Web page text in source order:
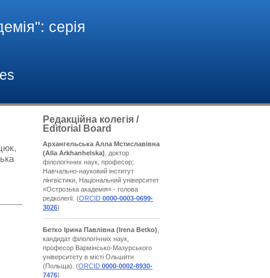
cерія
Редакційна колегія /
Editorial Board
Архангельська Алла Мстиславівна
(Alla Arkhanhelska) , доктор
філологічних наук, професор;
Навчально-науковий інститут
лінгвістики, Національний університет
«Острозька академія» - голова
редколегії. (ORCID 0000-0003-0699-
3026)
Бетко Ірина Павлівна (Irena Betko)
кандидат філологічних наук,
професор Вармінсько-Мазурського
університету в місті Ольшитн
(Польща). (ORCID 0000-0002-8930-
7476)